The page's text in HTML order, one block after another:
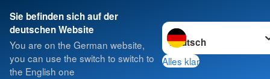
Sie befinden sich auf der
deutschen Website
You are on the German website,
you can use the switch to switch to
the English one
Sprache wechseln zu
Alles klar